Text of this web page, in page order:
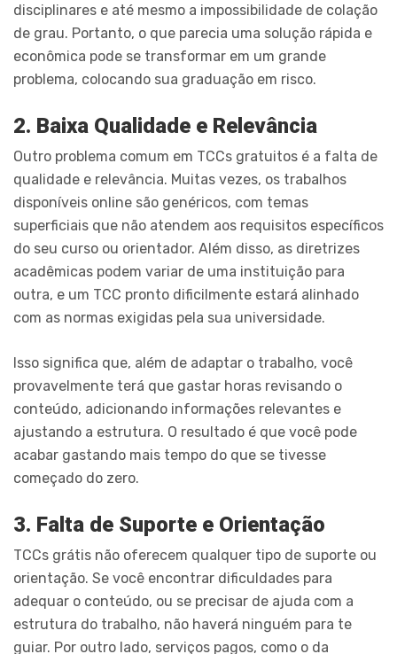
disciplinares e até mesmo a impossibilidade de colação
de grau. Portanto, o que parecia uma solução rápida e
econômica pode se transformar em um grande
problema, colocando sua graduação em risco.
2. Baixa Qualidade e Relevância
Outro problema comum em TCCs gratuitos é a falta de
qualidade e relevância. Muitas vezes, os trabalhos
disponíveis online são genéricos, com temas
superficiais que não atendem aos requisitos específicos
do seu curso ou orientador. Além disso, as diretrizes
acadêmicas podem variar de uma instituição para
outra, e um TCC pronto dificilmente estará alinhado
com as normas exigidas pela sua universidade.
Isso significa que, além de adaptar o trabalho, você
provavelmente terá que gastar horas revisando o
conteúdo, adicionando informações relevantes e
ajustando a estrutura. O resultado é que você pode
acabar gastando mais tempo do que se tivesse
começado do zero.
3. Falta de Suporte e Orientação
TCCs grátis não oferecem qualquer tipo de suporte ou
orientação. Se você encontrar dificuldades para
adequar o conteúdo, ou se precisar de ajuda com a
estrutura do trabalho, não haverá ninguém para te
guiar. Por outro lado, serviços pagos, como o da